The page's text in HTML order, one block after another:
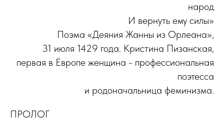
народ
И вернуть ему силы»
Поэма «Деяния Жанны из Орлеана»,
31 июля 1429 года. Кристина Пизанская,
первая в Европе женщина - профессиональная
поэтесса
и родоначальница феминизма.
ПРОЛОГ